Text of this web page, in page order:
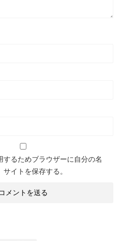
するためブラウザーに自分の名
イトを保存する。